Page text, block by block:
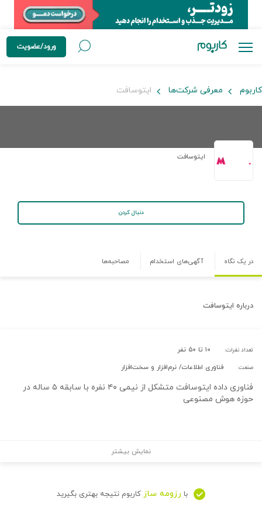
ورود/عضویت
کاربوم معرفی شرکت‌ها ایتوسافت
ایتوسافت
دنبال کردن
در یک نگاه آگهی‌های استخدام مصاحبه‌ها
درباره ایتوسافت
تعداد نفرات: ۱۰ تا ۵۰ نفر
صنعت: فناوری اطلاعات/ نرم‌افزار و سخت‌افزار
فناوری داده ایتوسافت متشکل از نیمی ۴۰ نفره با سابقه ۵ ساله در
حوزه هوش مصنوعی
نمایش بیشتر
با رزومه ساز کاربوم نتیجه بهتری بگیرید